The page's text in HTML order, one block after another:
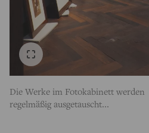
Die Werke im Fotokabinett werden
regelmäßig ausgetauscht...